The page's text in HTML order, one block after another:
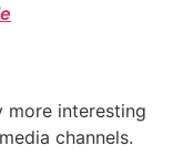
more interesting
channels.